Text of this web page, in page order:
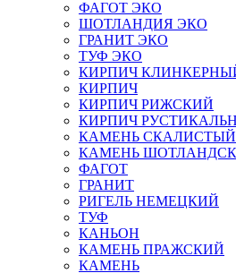
ФАГОТ ЭКО
ШОТЛАНДИЯ ЭКО
ГРАНИТ ЭКО
ТУФ ЭКО
КИРПИЧ
КИРПИЧ
КИРПИЧ РИЖСКИЙ
КИРПИЧ
КАМЕНЬ СКАЛИСТЫЙ
КАМЕНЬ
ФАГОТ
ГРАНИТ
РИГЕЛЬ НЕМЕЦКИЙ
ТУФ
КАНЬОН
КАМЕНЬ ПРАЖСКИЙ
КАМЕНЬ